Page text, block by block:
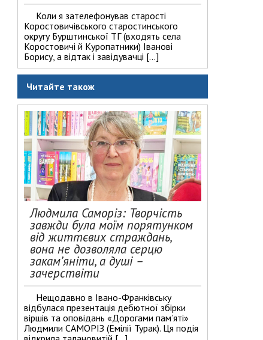
Коли я зателефонував старості
Коростовичівського старостинського
округу Бурштинської ТГ (входять села
Коростовичі й Куропатники) Іванові
Борису, а відтак і завідувачці […]
Читайте також
Людмила Саморіз: Творчість
завжди була моїм порятунком
від життєвих страждань,
вона не дозволяла серцю
закам’яніти, а душі –
зачерствіти
Нещодавно в Івано-Франківську
відбулася презентація дебютної збірки
віршів та оповідань «Дорогами пам’яті»
Людмили САМОРІЗ (Емілії Турак). Ця подія